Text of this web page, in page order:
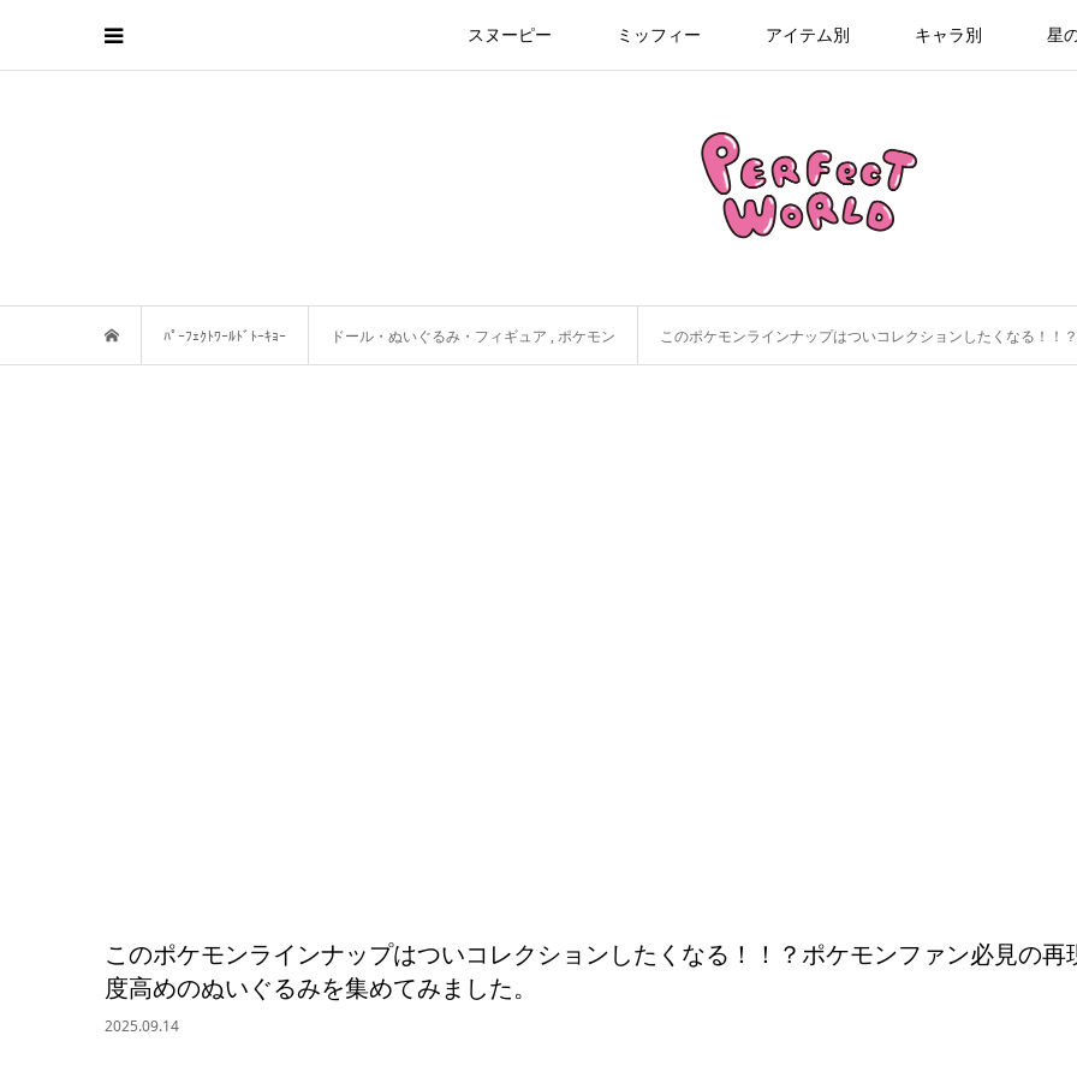
スヌーピー ミッフィー アイテム別 キャラ別 星
ﾊﾟｰﾌｪｸﾄﾜｰﾙﾄﾞﾄｰｷｮｰ ドール・ぬいぐるみ・フィギュア ,ポケモン このポケモンラインナップはついコレクションしたくなる！！
このポケモンラインナップはついコレクションしたくなる！！？ポケモンファン必見の再
度高めのぬいぐるみを集めてみました。
2025.09.14